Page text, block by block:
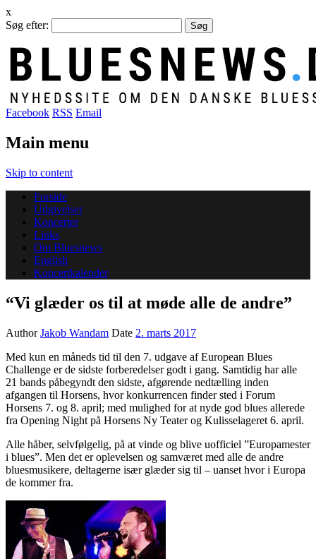
x
Søg efter:
Facebook RSS Email
Main menu
Skip to content
Forside
Udgivelser
Koncerter
Links
Om Bluesnews
English
Koncertkalender
“Vi glæder os til at møde alle de andre”
AuthorJakob Wandam Date 2. marts 2017
Med kun en måneds tid til den 7. udgave af European Blues
Challenge er de sidste forberedelser godt i gang. Samtidig har alle
21 bands påbegyndt den sidste, afgørende nedtælling inden
afgangen til Horsens, hvor konkurrencen finder sted i Forum
Horsens 7. og 8. april; med mulighed for at nyde god blues allerede
fra Opening Night på Horsens Ny Teater og Kulisselageret 6. april.
Alle håber, selvfølgelig, på at vinde og blive uofficiel ”Europamester
i blues”. Men det er oplevelsen og samværet med alle de andre
bluesmusikere, deltagerne især glæder sig til – uanset hvor i Europa
de kommer fra.